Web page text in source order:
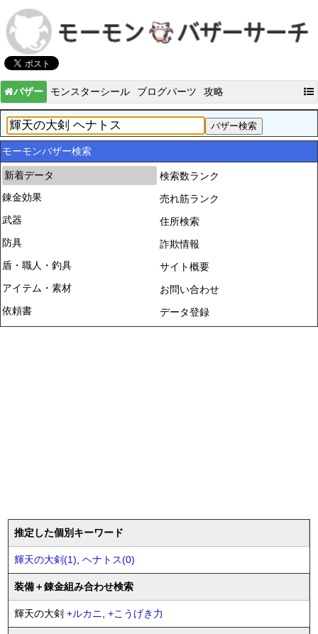
バザー モンスターシール ブログパーツ 攻略
モーモンバザー検索
新着データ
錬金効果
武器
防具
盾・職人・釣具
アイテム・素材
依頼書
検索数ランク
売れ筋ランク
住所検索
詐欺情報
サイト概要
お問い合わせ
データ登録
推定した個別キーワード
輝天の大剣(1), ヘナトス(0)
装備＋錬金組み合わせ検索
輝天の大剣 +ルカニ, +こうげき力